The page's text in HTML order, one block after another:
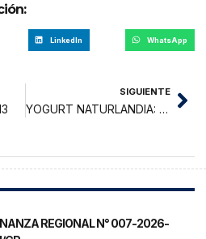
LinkedIn WhatsApp
SIGUIENTE
YOGURT NATURLANDIA: Alimento para la Salud
REGIONAL N° 007-2026-